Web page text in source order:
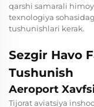
qarshi samarali
texnologiya
tushunishlari kerak.
Sezgir Havo
Tushunish
Aeroport
Tijorat aviatsiya